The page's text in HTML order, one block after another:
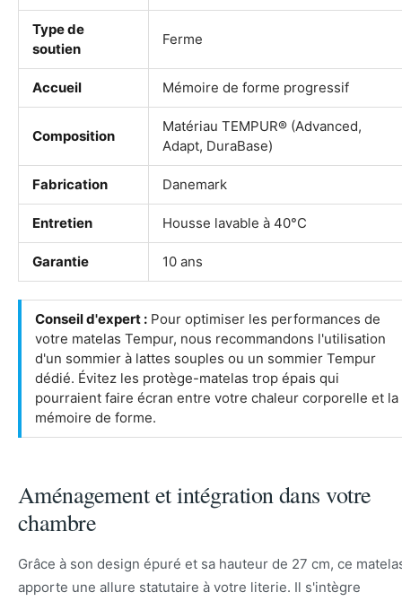
Type de
soutien
Ferme
Accueil Mémoire de forme progressif
Composition
Matériau TEMPUR® (Advanced,
Adapt, DuraBase)
Fabrication Danemark
Entretien Housse lavable à 40°C
Garantie 10 ans
Conseil d'expert : Pour optimiser les performances de
votre matelas Tempur, nous recommandons l'utilisation
d'un sommier à lattes souples ou un sommier Tempur
dédié. Évitez les protège-matelas trop épais qui
pourraient faire écran entre votre chaleur corporelle et la
mémoire de forme.
Aménagement et intégration dans votre
chambre
Grâce à son design épuré et sa hauteur de 27 cm, ce
apporte une allure statutaire à votre literie. Il s'intègre